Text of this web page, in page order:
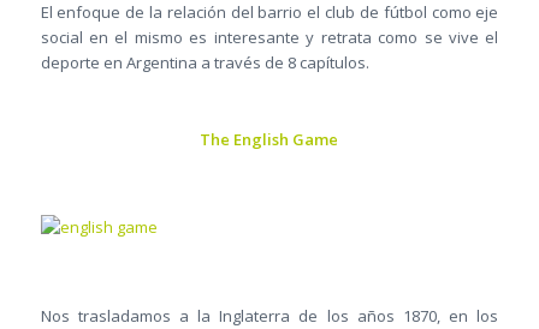
El enfoque de la relación del barrio el club de fútbol como eje
social en el mismo es interesante y retrata como se vive el
deporte en Argentina a través de 8 capítulos.
The English Game
Nos trasladamos a la Inglaterra de los años 1870, en los